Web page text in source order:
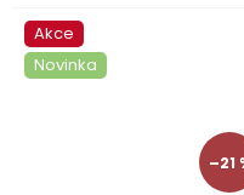
Akce
Novinka
–21